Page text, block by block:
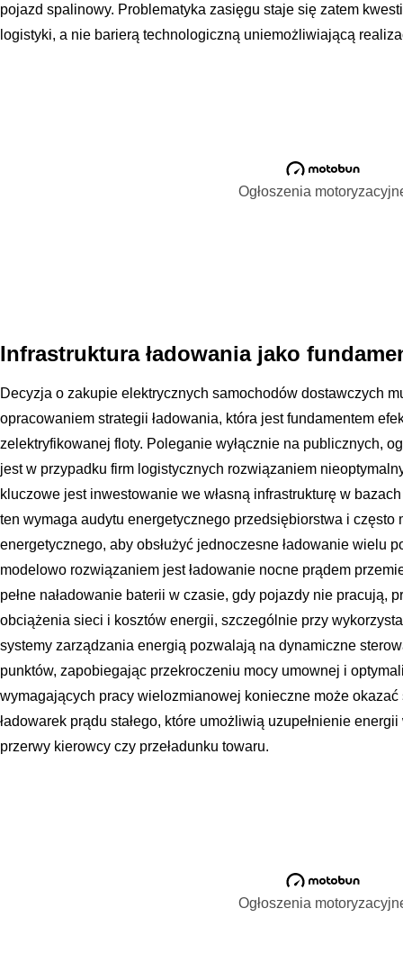
pojazd spalinowy. Problematyka zasięgu staje się zatem
logistyki, a nie barierą technologiczną uniemożliwiającą
Ogłoszenia
Infrastruktura ładowania jako
Decyzja o zakupie elektrycznych samochodów dostawczych
opracowaniem strategii ładowania, która jest fundamentem
zelektryfikowanej floty. Poleganie wyłącznie na publicznych,
jest w przypadku firm logistycznych rozwiązaniem
kluczowe jest inwestowanie we własną infrastrukturę w
ten wymaga audytu energetycznego przedsiębiorstwa i często
energetycznego, aby obsłużyć jednoczesne ładowanie wielu
modelowo rozwiązaniem jest ładowanie nocne prądem
pełne naładowanie baterii w czasie, gdy pojazdy nie pracują,
obciążenia sieci i kosztów energii, szczególnie przy
systemy zarządzania energią pozwalają na dynamiczne
punktów, zapobiegając przekroczeniu mocy umownej i
wymagających pracy wielozmianowej konieczne może
ładowarek prądu stałego, które umożliwią uzupełnienie
przerwy kierowcy czy przeładunku towaru.
Ogłoszenia